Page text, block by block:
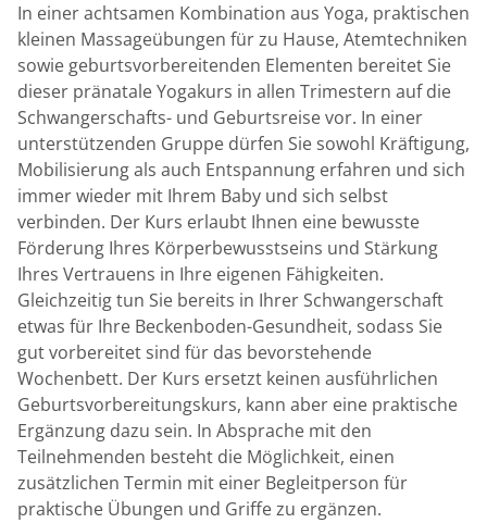
In einer achtsamen Kombination aus Yoga, praktischen
kleinen Massageübungen für zu Hause, Atemtechniken
sowie geburtsvorbereitenden Elementen bereitet Sie
dieser pränatale Yogakurs in allen Trimestern auf die
Schwangerschafts- und Geburtsreise vor. In einer
unterstützenden Gruppe dürfen Sie sowohl Kräftigung,
Mobilisierung als auch Entspannung erfahren und sich
immer wieder mit Ihrem Baby und sich selbst
verbinden. Der Kurs erlaubt Ihnen eine bewusste
Förderung Ihres Körperbewusstseins und Stärkung
Ihres Vertrauens in Ihre eigenen Fähigkeiten.
Gleichzeitig tun Sie bereits in Ihrer Schwangerschaft
etwas für Ihre Beckenboden-Gesundheit, sodass Sie
gut vorbereitet sind für das bevorstehende
Wochenbett. Der Kurs ersetzt keinen ausführlichen
Geburtsvorbereitungskurs, kann aber eine praktische
Ergänzung dazu sein. In Absprache mit den
Teilnehmenden besteht die Möglichkeit, einen
zusätzlichen Termin mit einer Begleitperson für
praktische Übungen und Griffe zu ergänzen.